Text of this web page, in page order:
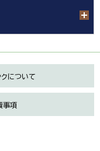
クについて
事項